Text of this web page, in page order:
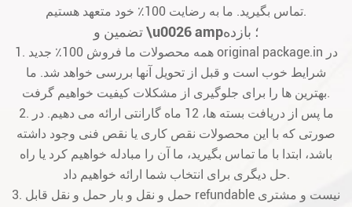
تماس بگیرید. ما به رضایت 100٪ خود متعهد هستیم.
تضمین و \u0026 amp؛ بازده
1. همه محصولات ما فروش 100٪ جدید original package.in در
شرایط خوب است و قبل از تحویل آنها بررسی خواهد شد. ما
بهترین ها را برای جلوگیری از مشکلات کیفیت خواهیم گرفت.
2. ما پس از دریافت بسته ها، 12 ماه گارانتی ارائه می دهیم. در
صورتی که با این محصولات نقص کاری یا نقص فنی وجود داشته
باشد، ابتدا با ما تماس بگیرید، ما آن را مبادله خواهیم کرد یا راه
حل دیگری برای انتخاب شما ارائه خواهیم داد.
3. حمل و نقل و بار حمل و نقل قابل refundable نیست و مشتری